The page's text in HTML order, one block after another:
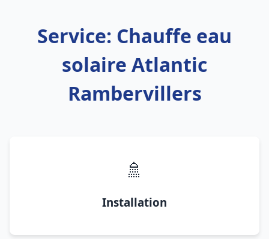
Service: Chauffe eau
solaire Atlantic
Rambervillers
🚿
Installation